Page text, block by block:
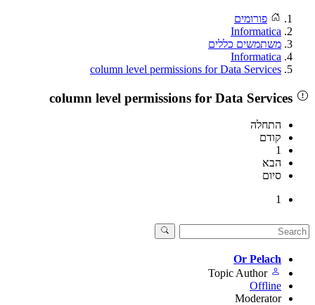
פורומים
Informatica
משתמשים כללים
Informatica
column level permissions for Data Services
התחלה
קודם
1
הבא
סיום
1
Or Pelach
Topic Author
Offline
Moderator